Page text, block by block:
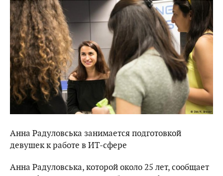
Анна Радуловська занимается подготовкой
девушек к работе в ИТ-сфере
Анна Радуловська, которой около 25 лет, сообщает